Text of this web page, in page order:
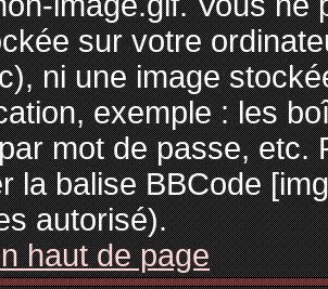
sur votre
ni une image
exemple : les
mot de passe, etc.
la balise BBCode
autorisé).
haut de page